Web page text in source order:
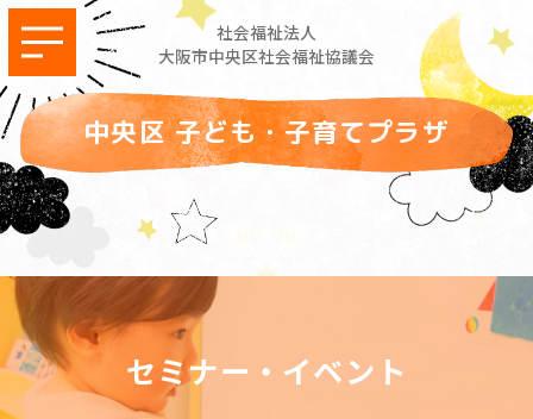
社会福祉法人
大阪市中央区社会福祉協議会
中央区 子ども・子育てプラザ
セミナー・イベント